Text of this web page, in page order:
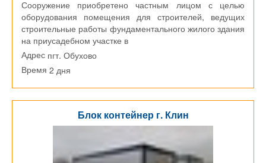
Сооружение приобретено частным лицом с целью
оборудования помещения для строителей, ведущих
строительные работы фундаментального жилого здания
на приусадебном участке в
Адрес пгт. Обухово
Время 2 дня
Блок контейнер г. Клин